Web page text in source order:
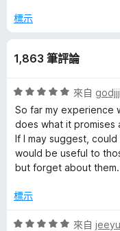
r
o
u
p
s
的
，
5
標示
1,863 筆評論
評
價
5
分
，
滿
5
來自
So far my experience
does what it promises
If I may suggest,
would be useful to
but forget about them.
標示
評
來自 jeeyu